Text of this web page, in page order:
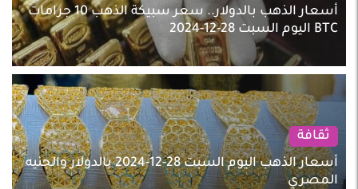
أسعار الذهب بالدولار.. سعر سبيكة الذهب 10 جرامات
BTC اليوم السبت 28-12-2024
ثقافة
أسعار الذهب اليوم السبت 28-12-2024 بالدولار والجنيه
المصري